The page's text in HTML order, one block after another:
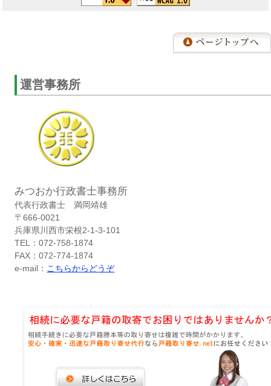
運営事務所
みつおか行政書士事務所
代表行政書士 満岡靖雄
〒666-0021
兵庫県川西市栄根2-1-3-101
TEL：072-758-1874
FAX：072-774-1874
e-mail： こちらからどうぞ